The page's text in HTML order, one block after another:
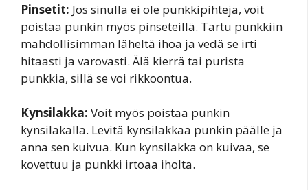
Pinsetit: Jos sinulla ei ole punkkipihtejä, voit
poistaa punkin myös pinseteillä. Tartu punkkiin
mahdollisimman läheltä ihoa ja vedä se irti
hitaasti ja varovasti. Älä kierrä tai purista
punkkia, sillä se voi rikkoontua.
Kynsilakka: Voit myös poistaa punkin
kynsilakalla. Levitä kynsilakkaa punkin päälle ja
anna sen kuivua. Kun kynsilakka on kuivaa, se
kovettuu ja punkki irtoaa iholta.